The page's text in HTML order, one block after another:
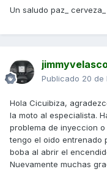
Un saludo paz_ cerveza_
Publicado 20 de
Hola Cicuibiza,
la moto al especialista.
problema de inyeccion
tengo el oido entrenado
boba al abrir el
Nuevamente muchas